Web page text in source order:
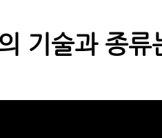
기술과 종류